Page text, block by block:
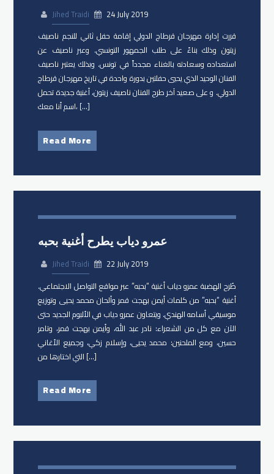
Jihed Traidi
24 July 2019
قررت إدارة مهرجان قرطاج الدولي إقامة حفل ثاني للنجم ناصيف
زيتون وذلك بناءً على طلب الجمهور التونسي. وعبر ناصيف عن
استعداده وسعادته بالغناء مجدداً في تونس. وبذلك يعتبر ناصيف
الفنان الوحيد الذي يحيي حفلتين بدورة واحدة في تاريخ مهرجان قرطاج
الدولي. و على صعيد آخر طرح الفنان ناصيف زيتون، أغنية جديدة تحمل
اسم أنا معك، […]
Read More
عمرو دياب يطرح أغنية بحبه
Jihed Traidi
22 July 2019
طُرح الهضبة عمرو دياب أغنية “بحبه” عبر مواقع التواصل الاجتماعي.
أغنية “بحبه” من كلمات أيمن بهجت قمر وألحان محمد يحيى وتوزيع
موسيقي أسامه الهندي. ويتعاون عمرو دياب في الألبوم الجديد حتى
الآن مع كل من الشعراء: نادر عبد الله، وأيمن بهجت قمر، وتامر
حسين، ومع الملحنين: محمد يحيى، وإسلام زكي، وجميع الأغاني
التي اختارها من […]
Read More